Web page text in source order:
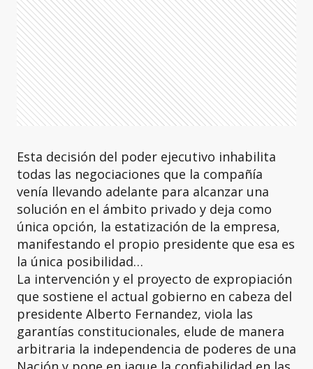
Esta decisión del poder ejecutivo inhabilita
todas las negociaciones que la compañía
venía llevando adelante para alcanzar una
solución en el ámbito privado y deja como
única opción, la estatización de la empresa,
manifestando el propio presidente que esa es
la única posibilidad…
La intervención y el proyecto de expropiación
que sostiene el actual gobierno en cabeza del
presidente Alberto Fernandez, viola las
garantías constitucionales, elude de manera
arbitraria la independencia de poderes de una